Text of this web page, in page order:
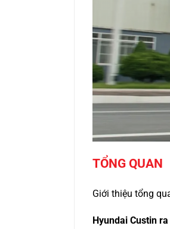
TỔNG QUAN
Giới thiệu tổng
Hyundai Custin